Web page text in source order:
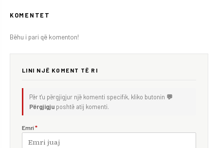
KOMENTET
Bëhu i pari që komenton!
LINI NJË KOMENT TË RI
Për t'u përgjigjur një komenti specifik, kliko butonin 💬
Përgjigju poshtë atij komenti.
Emri *